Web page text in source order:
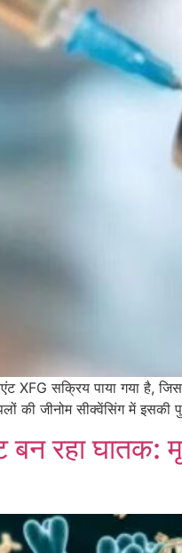
XFG सक्रिय पाया गया है,
की जीनोम सीक्वेंसिंग में इसकी
बन रहा घातक: